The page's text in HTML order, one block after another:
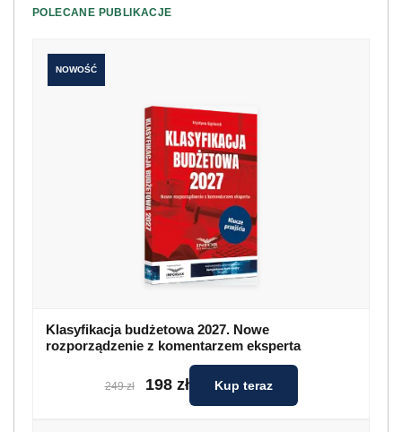
POLECANE PUBLIKACJE
NOWOŚĆ
Klasyfikacja budżetowa 2027. Nowe
rozporządzenie z komentarzem eksperta
249 zł 198 zł Kup teraz